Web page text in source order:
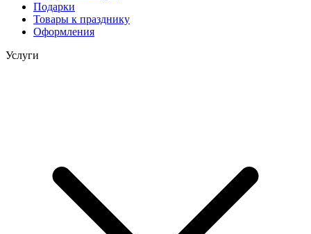
Подарки
Товары к празднику
Оформления
Услуги